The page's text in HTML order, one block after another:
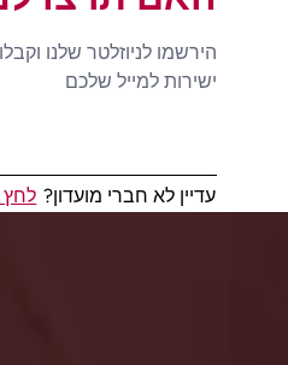
הירשמו לניוזלטר שלנו
ישירות למייל שלכם
עדיין לא חברי מועדון? לחץ